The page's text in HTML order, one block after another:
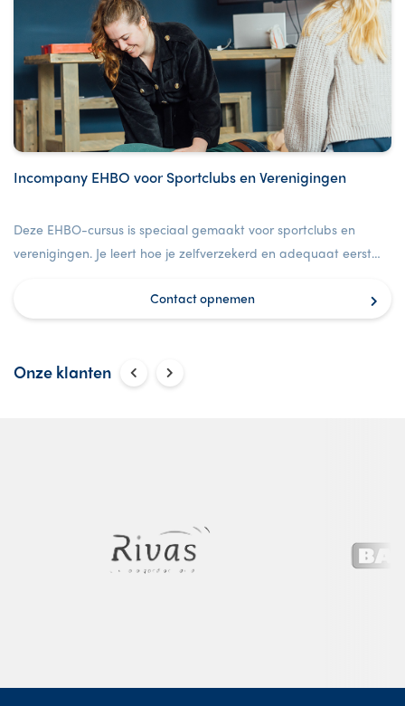
Incompany EHBO voor Sportclubs en Verenigingen
Deze EHBO-cursus is speciaal gemaakt voor sportclubs en
verenigingen. Je leert hoe je zelfverzekerd en adequaat eerste
Contact opnemen
Onze klanten